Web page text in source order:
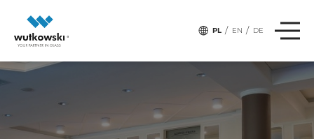
PL / EN / DE